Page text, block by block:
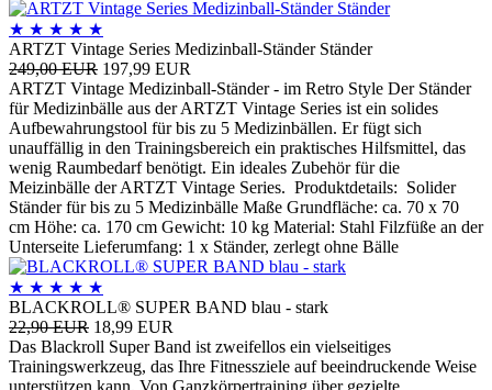
★ ★ ★ ★ ★
ARTZT Vintage Series Medizinball-Ständer Ständer
249,00 EUR 197,99 EUR
ARTZT Vintage Medizinball-Ständer - im Retro Style Der Ständer
für Medizinbälle aus der ARTZT Vintage Series ist ein solides
Aufbewahrungstool für bis zu 5 Medizinbällen. Er fügt sich
unauffällig in den Trainingsbereich ein praktisches Hilfsmittel, das
wenig Raumbedarf benötigt. Ein ideales Zubehör für die
Meizinbälle der ARTZT Vintage Series. Produktdetails: Solider
Ständer für bis zu 5 Medizinbälle Maße Grundfläche: ca. 70 x 70
cm Höhe: ca. 170 cm Gewicht: 10 kg Material: Stahl Filzfüße an der
Unterseite Lieferumfang: 1 x Ständer, zerlegt ohne Bälle
★ ★ ★ ★ ★
BLACKROLL® SUPER BAND blau - stark
22,90 EUR 18,99 EUR
Das Blackroll Super Band ist zweifellos ein vielseitiges
Trainingswerkzeug, das Ihre Fitnessziele auf beeindruckende Weise